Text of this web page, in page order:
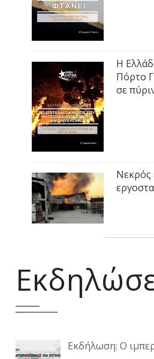
Η
Πόρτο
σε
Νεκρός
Εκδήλωση: Ο